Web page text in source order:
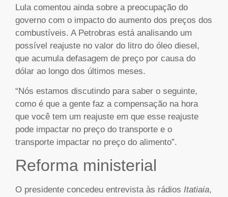
Lula comentou ainda sobre a preocupação do
governo com o impacto do aumento dos preços dos
combustíveis. A Petrobras está analisando um
possível reajuste no valor do litro do óleo diesel,
que acumula defasagem de preço por causa do
dólar ao longo dos últimos meses.
“Nós estamos discutindo para saber o seguinte,
como é que a gente faz a compensação na hora
que você tem um reajuste em que esse reajuste
pode impactar no preço do transporte e o
transporte impactar no preço do alimento”.
Reforma ministerial
O presidente concedeu entrevista às rádios Itatiaia,